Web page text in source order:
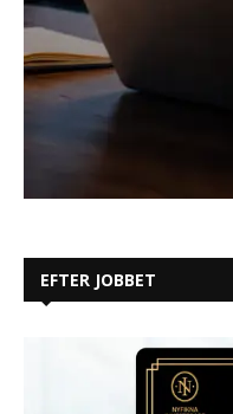
EFTER JOBBET